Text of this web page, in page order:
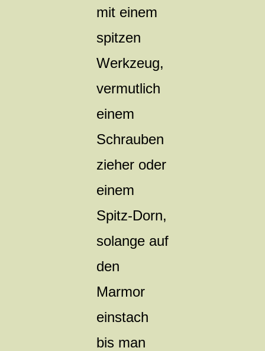
mit einem
spitzen
Werkzeug,
vermutlich
einem
Schrauben
zieher oder
einem
Spitz-Dorn,
solange auf
den
Marmor
einstach
bis man